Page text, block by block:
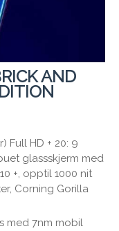
AND
Full HD + 20: 9
glassskjerm med
+, opptil 1000 nit
Corning Gorilla
med 7nm mobil